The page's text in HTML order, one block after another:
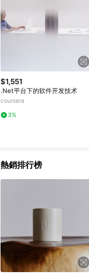
$1,551
.Net平台下的软件开发技术
coursera
3%
熱銷排行榜